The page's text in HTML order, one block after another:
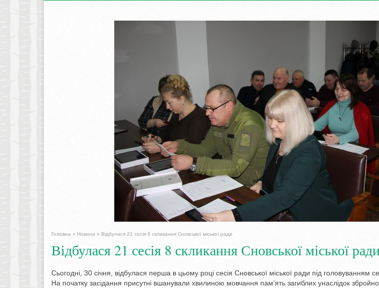
Головна » Новини » Відбулася 21 сесія 8 скликання Сновської міської ради
Відбулася 21 сесія 8 скликання Сновської міської
Сьогодні, 30 січня, відбулася перша в цьому році сесія Сновської міської ради під головуванням
На початку засідання присутні вшанували хвилиною мовчання пам’ять загиблих унаслідок збройної